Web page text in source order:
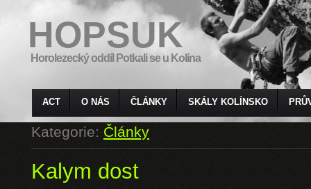
HOPSUK
Horolezecký oddíl Potkali se u Kolína
ACT O NÁS ČLÁNKY SKÁLY KOLÍNSKO
Kategorie:Články
Kalym dost